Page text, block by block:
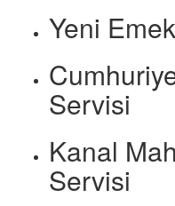
Yeni
Servisi
Kanal
Servisi